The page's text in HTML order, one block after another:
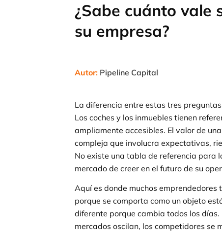
¿Sabe cuánto vale
su empresa?
Autor: Pipeline Capital
La diferencia entre estas tres
Los coches y los inmuebles tienen
ampliamente accesibles. El valor de
compleja que involucra expectativas,
No existe una tabla de referencia para
mercado de creer en el futuro de su
Aquí es donde muchos
porque se comporta como un objeto
diferente porque cambia todos los
mercados oscilan, los competidores se